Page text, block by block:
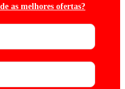
as melhores ofertas?